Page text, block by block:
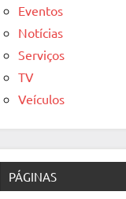
Eventos
Notícias
Serviços
TV
Veículos
PÁGINAS